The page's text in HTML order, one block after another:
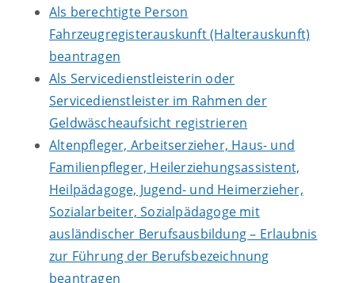
Als berechtigte Person
Fahrzeugregisterauskunft (Halterauskunft)
beantragen
Als Servicedienstleisterin oder
Servicedienstleister im Rahmen der
Geldwäscheaufsicht registrieren
Altenpfleger, Arbeitserzieher, Haus- und
Familienpfleger, Heilerziehungsassistent,
Heilpädagoge, Jugend- und Heimerzieher,
Sozialarbeiter, Sozialpädagoge mit
ausländischer Berufsausbildung – Erlaubnis
zur Führung der Berufsbezeichnung
beantragen